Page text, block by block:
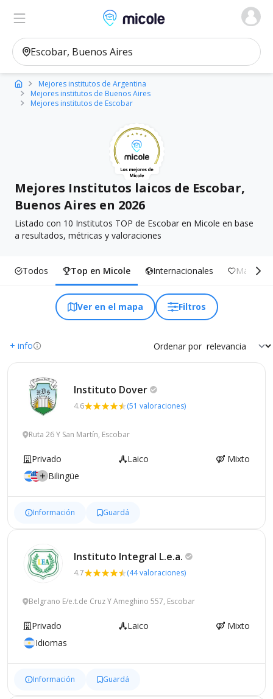
Micole, buscador de colegios
Ver en el mapa
Mejores institutos de Argentina
Mejores institutos de Buenos Aires
Mejores institutos de Escobar
Mejores Institutos laicos de Escobar,
Buenos Aires en 2026
Listado con 10 Institutos TOP de Escobar en Micole en base
a resultados, métricas y valoraciones
Todos Top en Micole Internacionales Más
Ver en el mapa Filtros
+ info Ordenar por
Instituto Dover
4.6 (51 valoraciones)
Ruta 26 Y San Martín, Escobar
Privado Laico
Mixto
Bilingüe
Información Guardá
Instituto Integral L.e.a.
4.7 (44 valoraciones)
Belgrano E/e.t.de Cruz Y Ameghino 557, Escobar
Privado Laico
Mixto
Idiomas
Información Guardá